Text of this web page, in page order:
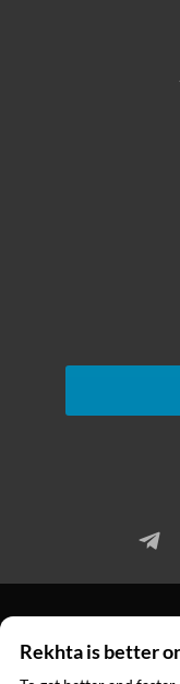
© 2026
Rekhta is better